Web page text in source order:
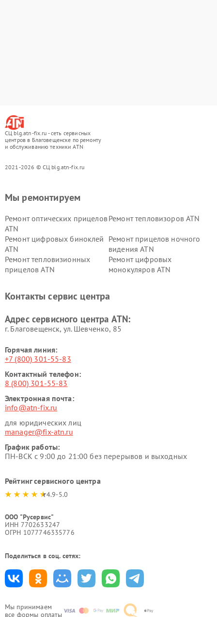
СЦ blg.atn-fix.ru - сеть сервисных
центров в Благовещенске по ремонту
и обслуживанию техники ATN
2021-2026 © СЦ blg.atn-fix.ru
Мы принимаем
все формы оплаты
Мы ремонтируем
Ремонт оптических прицелов
ATN
Ремонт тепловизоров ATN
Ремонт цифровых биноклей
ATN
Ремонт прицелов ночного
видения ATN
Ремонт тепловизионных
прицелов ATN
Ремонт цифровых
монокуляров ATN
Контакты сервис центра
Адрес сервисного центра ATN:
г. Благовещенск, ул. Шевченко, 85
Горячая линия:
+7 (800) 301-55-83
Контактный телефон:
8 (800) 301-55-83
Электронная почта:
info@atn-fix.ru
для юридических лиц
manager@fix-atn.ru
График работы:
ПН-ВСК с 9:00 до 21:00 без перерывов и выходных
Рейтинг сервисного центра
4.9-5.0
ООО "Русервис"
ИНН 7702633247
ОГРН 1077746335776
Поделиться в соц. сетях: